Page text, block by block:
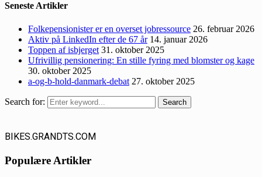
Seneste Artikler
Folkepensionister er en overset jobressource 26. februar 2026
Aktiv på LinkedIn efter de 67 år 14. januar 2026
Toppen af isbjerget 31. oktober 2025
Ufrivillig pensionering: En stille fyring med blomster og kage
30. oktober 2025
a-og-b-hold-danmark-debat 27. oktober 2025
Search for: Search
BIKES.GRANDTS.COM
Populære Artikler